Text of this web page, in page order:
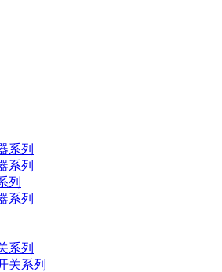
系列
系列
列
系列
系列
关系列